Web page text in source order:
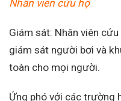
Nhân viên cứu hộ
Giám sát: Nhân viên
giám sát người bơi và
toàn cho mọi người.
Ứng phó với các trường